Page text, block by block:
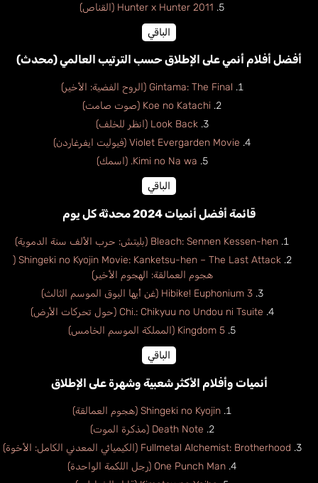
Hunter x Hunter 2011 (القناص)
الباقي
أفضل أفلام أنمي على الإطلاق حسب الترتيب العالمي (محدث)
Gintama: The Final (الروح الفضية: الأخير)
Koe no Katachi (صوت صامت)
Look Back (انظر للخلف)
Violet Evergarden Movie (فيوليت ايفرغاردن)
Kimi no Na wa. (اسمك)
الباقي
قائمة أفضل أنميات 2024 محدثة كل يوم
Bleach: Sennen Kessen-hen (بليتش: حرب الألف سنة الدموية)
Shingeki no Kyojin Movie: Kanketsu-hen – The Last Attack (
هجوم العمالقة: الهجوم الأخير)
Hibike! Euphonium 3 (غن أيها البوق الموسم الثالث)
Chi.: Chikyuu no Undou ni Tsuite (حول تحركات الأرض)
Kingdom 5 (المملكة الموسم الخامس)
الباقي
أنميات وأفلام الأكثر شعبية وشهرة على الإطلاق
Shingeki no Kyojin (هجوم العمالقة)
Death Note (مذكرة الموت)
Fullmetal Alchemist: Brotherhood (الكيميائي المعدني الكامل: الأخوة)
One Punch Man (رجل اللكمة الواحدة)